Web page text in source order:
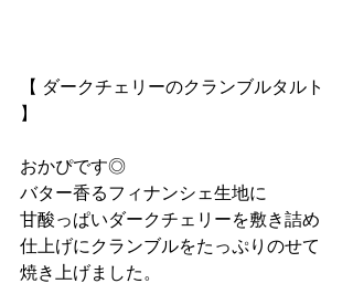
【 ダークチェリーのクランブルタルト
】
おかぴです◎
バター香るフィナンシェ生地に
甘酸っぱいダークチェリーを敷き詰め
仕上げにクランブルをたっぷりのせて
焼き上げました。